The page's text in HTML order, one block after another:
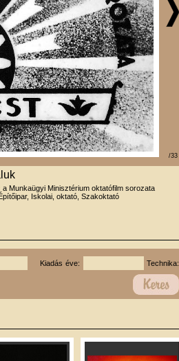
/33
a Munkaügyi Minisztérium oktatófilm sorozata
Iskolai, oktató, Szakoktató
Kiadás éve: Technika: